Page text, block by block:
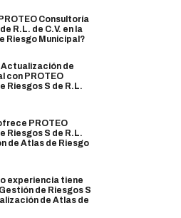
Consultoría
R.L. de C.V. en la
Riesgo Municipal?
de
con PROTEO
Riesgos S de R.L.
PROTEO
Riesgos S de R.L.
de Atlas de Riesgo
experiencia tiene
de Riesgos S
de Atlas de